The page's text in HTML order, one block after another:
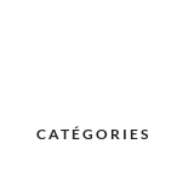
CATÉGORIES